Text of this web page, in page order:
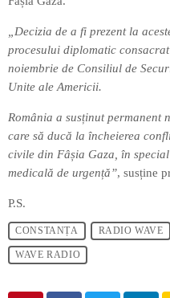
„Decizia de a fi prezent la
procesului diplomatic
noiembrie de Consiliul de
Unite ale Americii.
România a susținut permanent
care să ducă la încheierea
civile din Fâșia Gaza, în
medicalǎ de urgențǎ”, susține
P.S.
CONSTANȚA RADIO WAVE
WAVE RADIO